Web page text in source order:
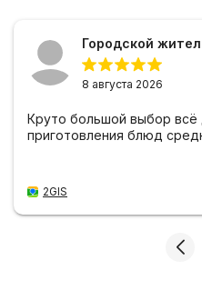
Городской
8 августа 2026
Круто большой выбор всё
приготовления блюд
2GIS